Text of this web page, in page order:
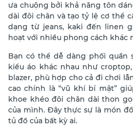
ưa chuộng bởi khả năng tôn
dài đôi chân và tạo tỷ lệ cơ thể
dạng từ jeans, kaki đến linen
hoạt với nhiều phong cách khác
Bạn có thể dễ dàng phối quần
kiểu áo khác nhau như
blazer, phù hợp cho cả đi chơi
cao chính là “vũ khí bí mật”
khoe khéo đôi chân dài thon
của mình. Đây thực sự là món
tủ đồ của bất kỳ ai.